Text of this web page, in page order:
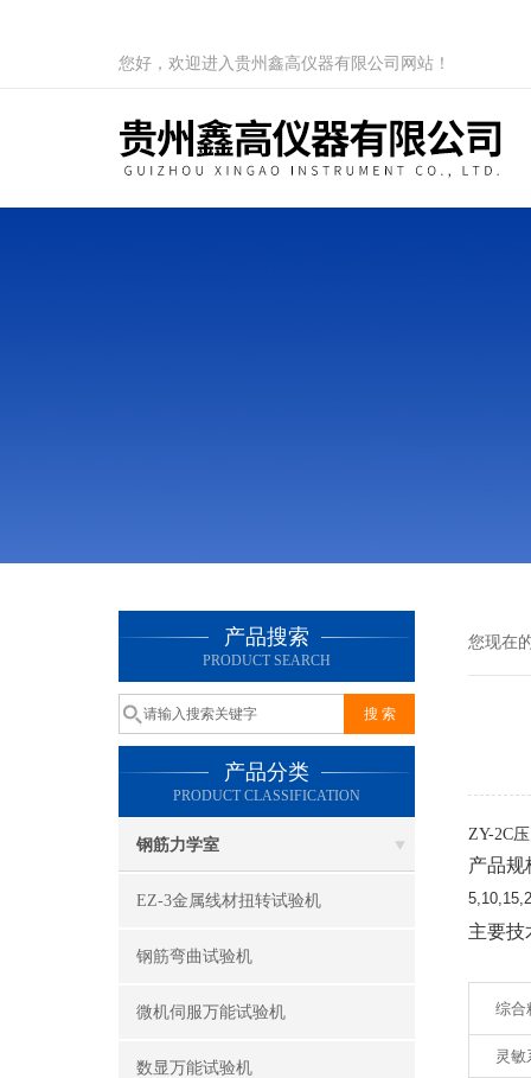
您好，欢迎进入贵州鑫高仪器有限公司网站！
产品搜索
PRODUCT SEARCH
产品分类
PRODUCT CLASSIFICATION
钢筋力学室
EZ-3金属线材扭转试验机
钢筋弯曲试验机
微机伺服万能试验机
数显万能试验机
您现在
ZY-2C
产品规
主要技
综合
灵